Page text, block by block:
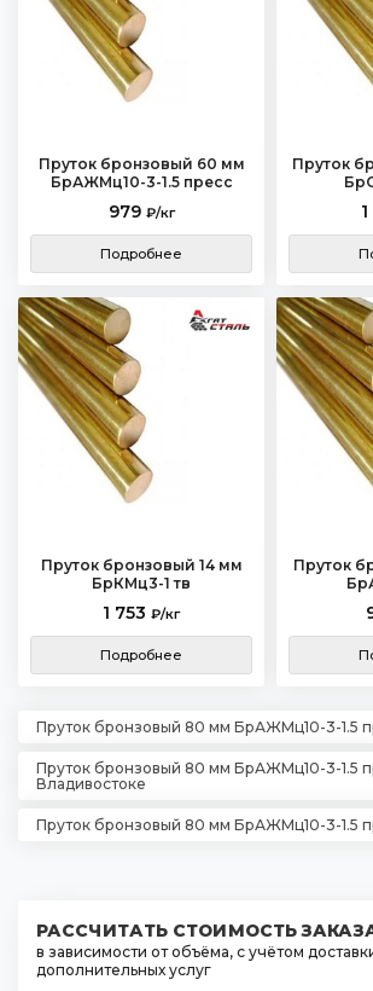
Пруток бронзовый 60 мм
БрАЖМц10-3-1.5 пресс
979 ₽/кг
Подробнее
Пруток
Пруток бронзовый 14 мм
БрКМц3-1 тв
1 753 ₽/кг
Подробнее
Пруток
Пруток бронзовый 80 мм БрАЖМц10-3-1.5
Пруток бронзовый 80 мм БрАЖМц10-3-1.5
Владивостоке
Пруток бронзовый 80 мм БрАЖМц10-3-1.5
РАССЧИТАТЬ СТОИМОСТЬ
в зависимости от объёма, с учётом
дополнительных услуг